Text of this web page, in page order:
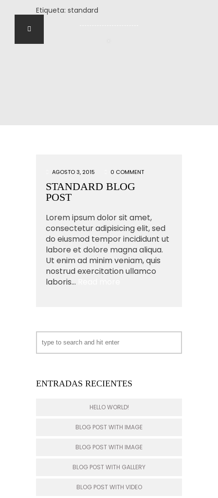
Etiqueta: standard
AGOSTO 3, 2015 0 COMMENT
STANDARD BLOG
POST
Lorem ipsum dolor sit amet,
consectetur adipisicing elit, sed
do eiusmod tempor incididunt ut
labore et dolore magna aliqua.
Ut enim ad minim veniam, quis
nostrud exercitation ullamco
laboris...
ENTRADAS RECIENTES
HELLO WORLD!
BLOG POST WITH IMAGE
BLOG POST WITH IMAGE
BLOG POST WITH GALLERY
BLOG POST WITH VIDEO